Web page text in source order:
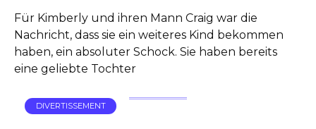
Für Kimberly und ihren Mann Craig war die
Nachricht, dass sie ein weiteres Kind bekommen
haben, ein absoluter Schock. Sie haben bereits
eine geliebte Tochter
DIVERTISSEMENT